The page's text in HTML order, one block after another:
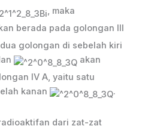
, maka
berada pada golongan III
golongan di sebelah kiri
akan
IV A, yaitu satu
kanan
.
dari zat-zat